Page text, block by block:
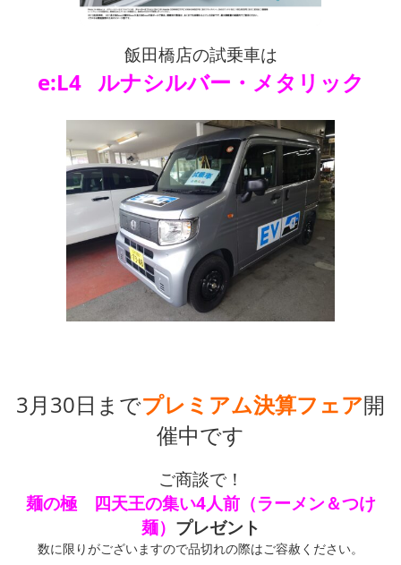
飯田橋店の試乗車は
e:L4 ルナシルバー・メタリック
3月30日までプレミアム決算フェア開
催中です
ご商談で！
麺の極 四天王の集い4人前（ラーメン＆つけ
麺） プレゼント
数に限りがございますので品切れの際はご容赦ください。